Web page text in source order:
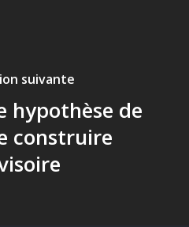
suivante
hypothèse de
construire